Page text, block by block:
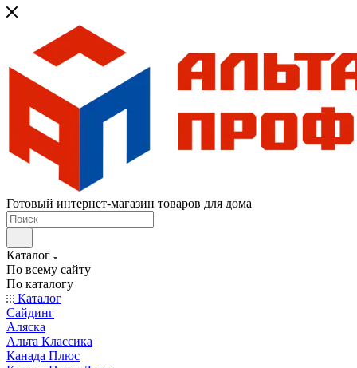
Готовый интернет-магазин товаров для дома
Каталог
По всему сайту
По каталогу
Каталог
Сайдинг
Аляска
Альта Классика
Канада Плюс